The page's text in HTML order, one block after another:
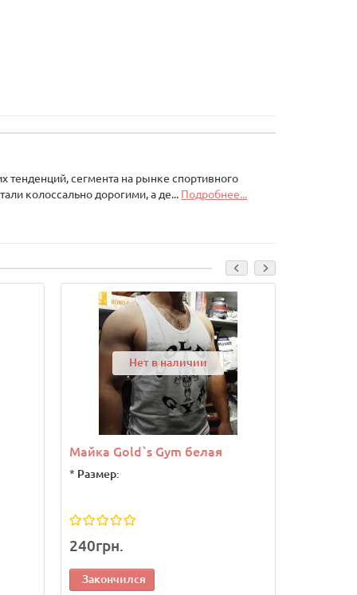
тенденций, сегмента на рынке спортивного
колоссально дорогими, а де... Подробнее...
Нет в наличии
Майка Gold`s Gym белая
* Размер:
240грн.
Закончился